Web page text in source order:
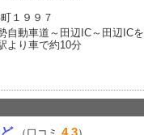
１９９７
自動車道～田辺IC～田辺IC
り車で約10分